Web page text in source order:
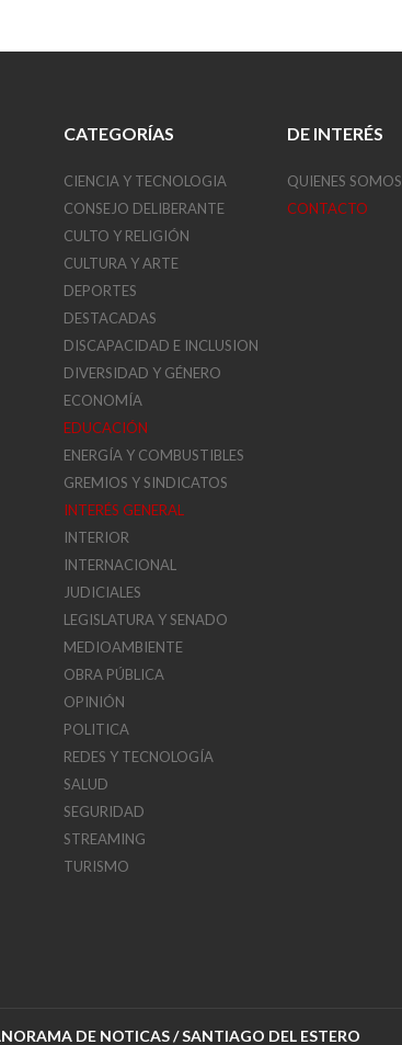
CATEGORÍAS
CIENCIA Y TECNOLOGIA
CONSEJO DELIBERANTE
CULTO Y RELIGIÓN
CULTURA Y ARTE
DEPORTES
DESTACADAS
DISCAPACIDAD E INCLUSION
DIVERSIDAD Y GÉNERO
ECONOMÍA
EDUCACIÓN
ENERGÍA Y COMBUSTIBLES
GREMIOS Y SINDICATOS
INTERÉS GENERAL
INTERIOR
INTERNACIONAL
JUDICIALES
LEGISLATURA Y SENADO
MEDIOAMBIENTE
OBRA PÚBLICA
OPINIÓN
POLITICA
REDES Y TECNOLOGÍA
SALUD
SEGURIDAD
STREAMING
TURISMO
DE INTERÉS
QUIENES SOMOS
CONTACTO
DE NOTICAS / SANTIAGO DEL ESTERO